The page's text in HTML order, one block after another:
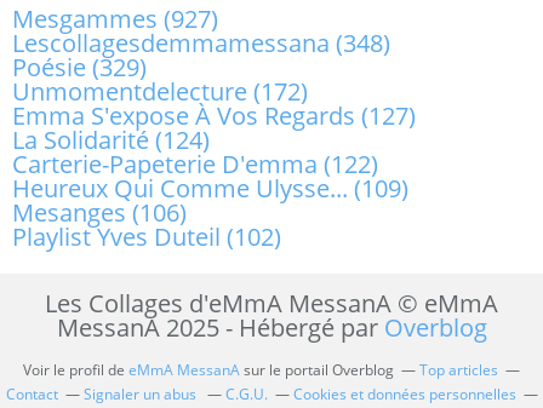
Mesgammes (927)
Lescollagesdemmamessana (348)
Poésie(329)
Unmomentdelecture(172)
Emma S'expose À Vos Regards (127)
La Solidarité(124)
Carterie-Papeterie D'emma (122)
Heureux Qui Comme Ulysse... (109)
Mesanges(106)
Playlist Yves Duteil (102)
Les Collages d'eMmA MessanA © eMmA
MessanA 2025 - Hébergé par Overblog
Voir le profil de eMmA MessanAsur le portail Overblog
Top articles
Contact
Signaler un abus C.G.U.
Cookies et données personnelles